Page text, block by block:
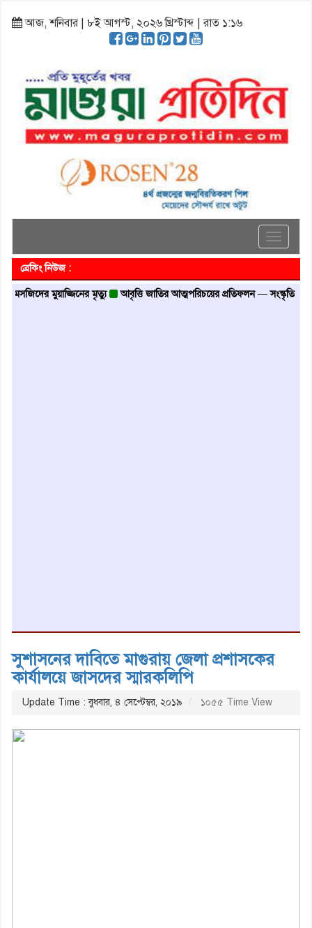
আজ, শনিবার | ৮ই আগস্ট, ২০২৬ খ্রিস্টাব্দ | রাত ১:১৬
Toggle
ব্রেকিং নিউজ :
মুয়াজ্জিনের মৃত্যু আবৃত্তি জাতির আত্মপরিচয়ের প্রতিফলন — সংস্কৃতি মন্ত্রী
সুশাসনের দাবিতে মাগুরায় জেলা প্রশাসকের
কার্যালয়ে জাসদের স্মারকলিপি
Update Time : বুধবার, ৪ সেপ্টেম্বর, ২০১৯ ১০৫৫ Time View